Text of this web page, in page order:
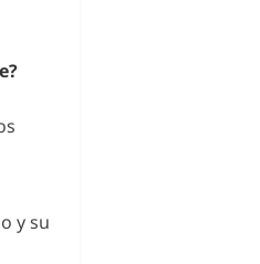
y su